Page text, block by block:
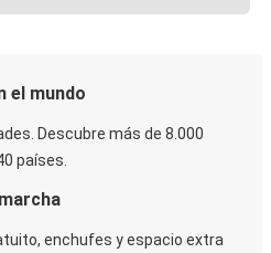
el mundo
Descubre más de 8.000
países.
enchufes y espacio extra